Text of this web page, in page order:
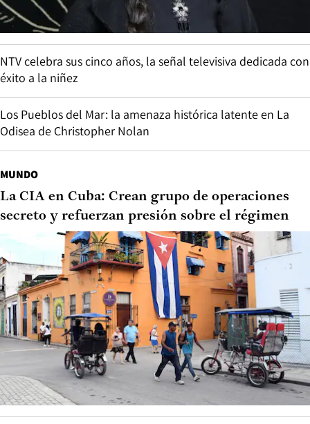
NTV celebra sus cinco años, la señal televisiva dedicada con
éxito a la niñez
Los Pueblos del Mar: la amenaza histórica latente en La
Odisea de Christopher Nolan
MUNDO
La CIA en Cuba: Crean grupo de operaciones
secreto y refuerzan presión sobre el régimen